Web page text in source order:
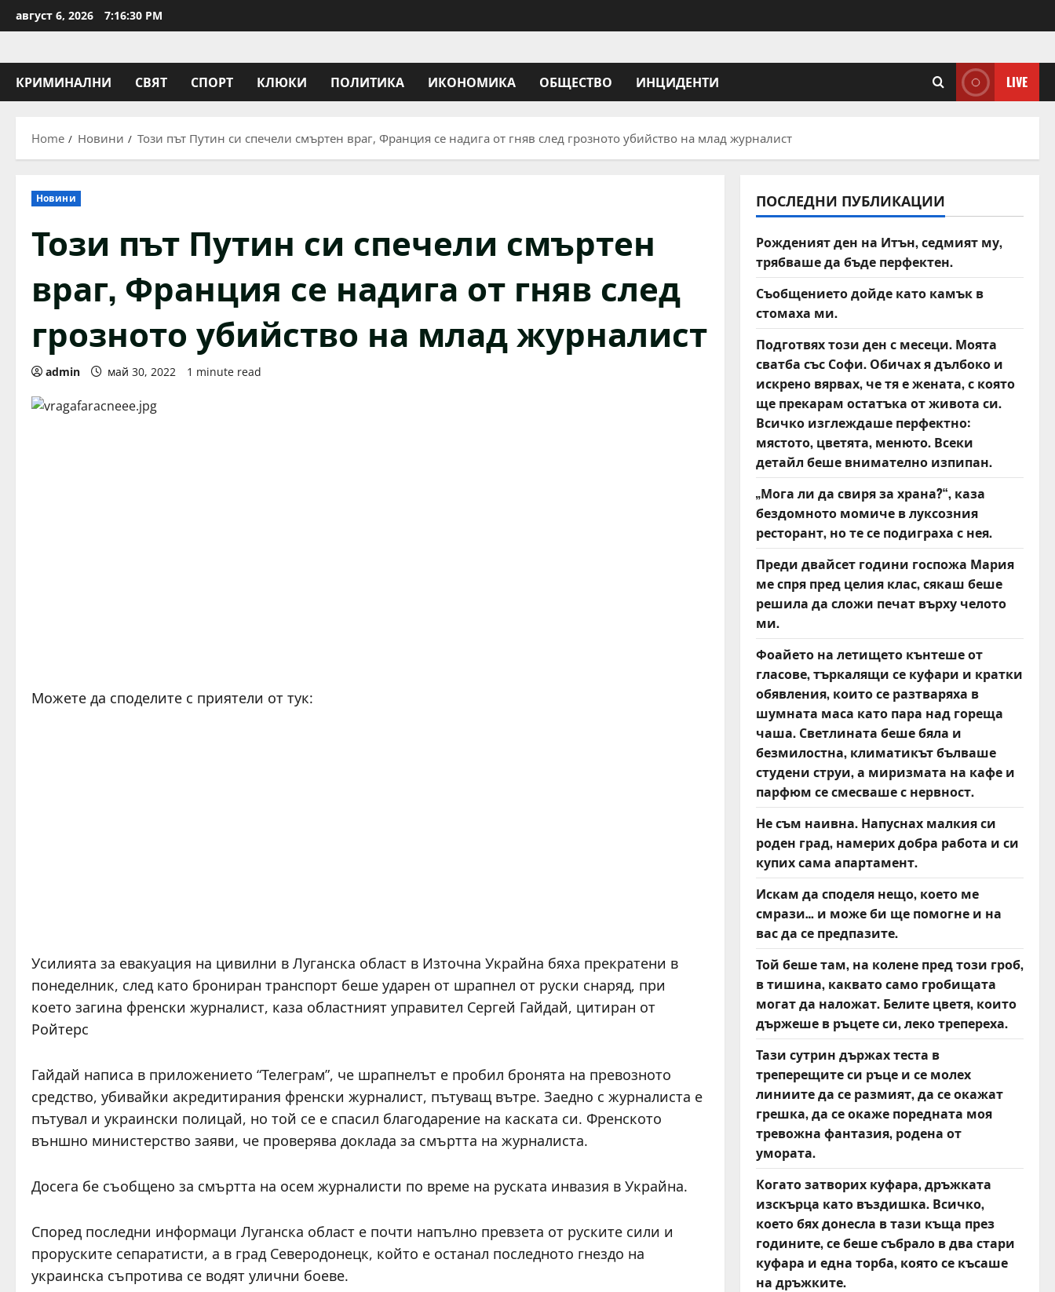
to
август 6, 2026 7:16:30 PM
КРИМИНАЛНИ СВЯТ СПОРТ КЛЮКИ ПОЛИТИКА ИКОНОМИКА ОБЩЕСТВО ИНЦИДЕНТИ LIVE
Home Новини Този път Путин си спечели смъртен враг, Франция се надига от гняв след грозното убийство на млад журналист
Новини
Този път Путин си спечели смъртен
враг, Франция се надига от гняв след
грозното убийство на млад журналист
admin май 30, 2022 1 minute read
Можете да споделите с приятели от тук:
Усилията за евакуация на цивилни в Луганска област в Източна Украйна бяха прекратени в
понеделник, след като брониран транспорт беше ударен от шрапнел от руски снаряд, при
което загина френски журналист, каза областният управител Сергей Гайдай, цитиран от
Ройтерс
Гайдай написа в приложението “Телеграм”, че шрапнелът е пробил бронята на превозното
средство, убивайки акредитирания френски журналист, пътуващ вътре. Заедно с журналиста е
пътувал и украински полицай, но той се е спасил благодарение на каската си. Френското
външно министерство заяви, че проверява доклада за смъртта на журналиста.
Досега бе съобщено за смъртта на осем журналисти по време на руската инвазия в Украйна.
Според последни информаци Луганска област е почти напълно превзета от руските сили и
проруските сепаратисти, а в град Северодонецк, който е останал последното гнездо на
украинска съпротива се водят улични боеве.
ПОСЛЕДНИ ПУБЛИКАЦИИ
Рожденият ден на Итън, седмият му,
трябваше да бъде перфектен.
Съобщението дойде като камък в
стомаха ми.
Подготвях този ден с месеци. Моята
сватба със Софи. Обичах я дълбоко и
искрено вярвах, че тя е жената, с която
ще прекарам остатъка от живота си.
Всичко изглеждаше перфектно:
мястото, цветята, менюто. Всеки
детайл беше внимателно изпипан.
„Мога ли да свиря за храна?“, каза
бездомното момиче в луксозния
ресторант, но те се подиграха с нея.
Преди двайсет години госпожа Мария
ме спря пред целия клас, сякаш беше
решила да сложи печат върху челото
ми.
Фоайето на летището кънтеше от
гласове, търкалящи се куфари и кратки
обявления, които се разтваряха в
шумната маса като пара над гореща
чаша. Светлината беше бяла и
безмилостна, климатикът бълваше
студени струи, а миризмата на кафе и
парфюм се смесваше с нервност.
Не съм наивна. Напуснах малкия си
роден град, намерих добра работа и си
купих сама апартамент.
Искам да споделя нещо, което ме
смрази… и може би ще помогне и на
вас да се предпазите.
Той беше там, на колене пред този гроб,
в тишина, каквато само гробищата
могат да наложат. Белите цветя, които
държеше в ръцете си, леко трепереха.
Тази сутрин държах теста в
треперещите си ръце и се молех
линиите да се размият, да се окажат
грешка, да се окаже поредната моя
тревожна фантазия, родена от
умората.
Когато затворих куфара, дръжката
изскърца като въздишка. Всичко,
което бях донесла в тази къща през
годините, се беше събрало в два стари
куфара и една торба, която се късаше
на дръжките.